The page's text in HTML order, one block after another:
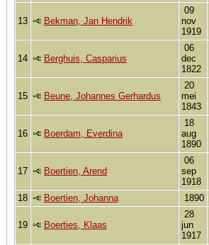
13 Bekman, Jan Hendrik
09
nov
1919
14 Berghuis, Casparius
06
dec
1822
15 Beune, Johannes Gerhardus
20
mei
1843
16 Boerdam, Everdina
18
aug
1890
17 Boertien, Arend
06
sep
1918
18 Boertien, Johanna 1890
19 Boerties, Klaas
28
jun
1917